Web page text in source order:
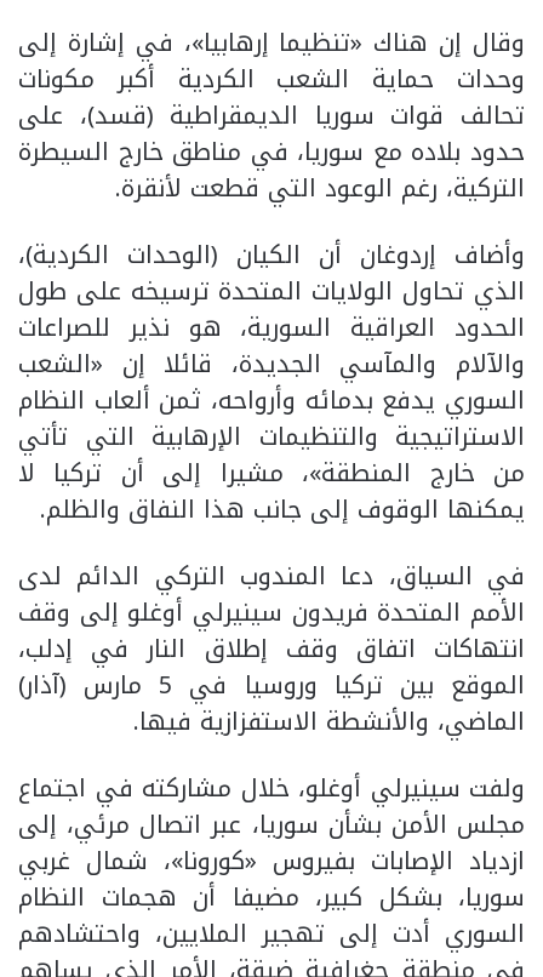
وقال إن هناك «تنظيما إرهابيا»، في إشارة إلى
وحدات حماية الشعب الكردية أكبر مكونات
تحالف قوات سوريا الديمقراطية (قسد)، على
حدود بلاده مع سوريا، في مناطق خارج السيطرة
التركية، رغم الوعود التي قطعت لأنقرة.
وأضاف إردوغان أن الكيان (الوحدات الكردية)،
الذي تحاول الولايات المتحدة ترسيخه على طول
الحدود العراقية السورية، هو نذير للصراعات
والآلام والمآسي الجديدة، قائلا إن «الشعب
السوري يدفع بدمائه وأرواحه، ثمن ألعاب النظام
الاستراتيجية والتنظيمات الإرهابية التي تأتي
من خارج المنطقة»، مشيرا إلى أن تركيا لا
يمكنها الوقوف إلى جانب هذا النفاق والظلم.
في السياق، دعا المندوب التركي الدائم لدى
الأمم المتحدة فريدون سينيرلي أوغلو إلى وقف
انتهاكات اتفاق وقف إطلاق النار في إدلب،
الموقع بين تركيا وروسيا في 5 مارس (آذار)
الماضي، والأنشطة الاستفزازية فيها.
ولفت سينيرلي أوغلو، خلال مشاركته في اجتماع
مجلس الأمن بشأن سوريا، عبر اتصال مرئي، إلى
ازدياد الإصابات بفيروس «كورونا»، شمال غربي
سوريا، بشكل كبير، مضيفا أن هجمات النظام
السوري أدت إلى تهجير الملايين، واحتشادهم